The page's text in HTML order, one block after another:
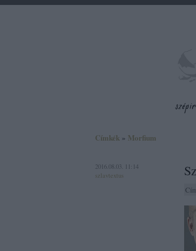
Címkék » Morfium
2016.08.03. 11:14
szlavtextus